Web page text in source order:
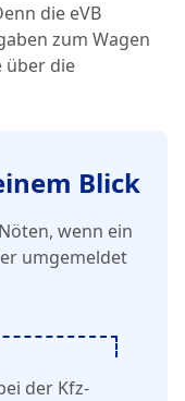
die eVB
zum Wagen
über die
Blick
wenn ein
umgemeldet
der Kfz-